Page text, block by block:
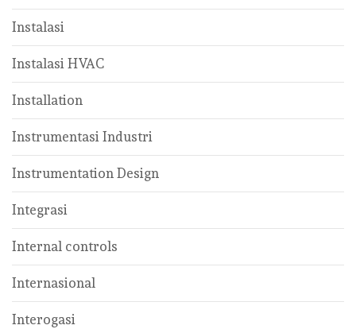
Instalasi
Instalasi HVAC
Installation
Instrumentasi Industri
Instrumentation Design
Integrasi
Internal controls
Internasional
Interogasi